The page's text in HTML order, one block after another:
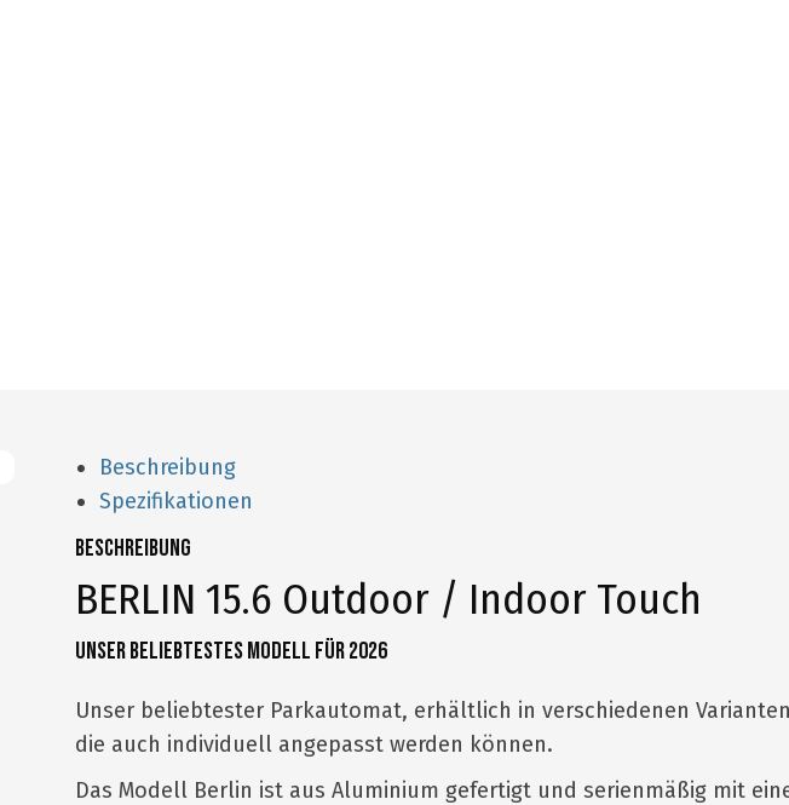
Beschreibung
Spezifikationen
Beschreibung
BERLIN 15.6 Outdoor / Indoor Touch
Unser beliebtestes Modell für 2026
Unser beliebtester Parkautomat, erhältlich in verschiedenen
die auch individuell angepasst werden können.
Das Modell Berlin ist aus Aluminium gefertigt und serienmäßig mit